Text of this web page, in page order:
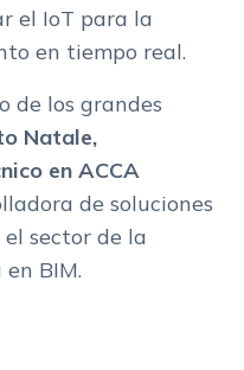
el IoT para la
en tiempo real.
de los grandes
Natale,
en ACCA
de soluciones
sector de la
BIM.